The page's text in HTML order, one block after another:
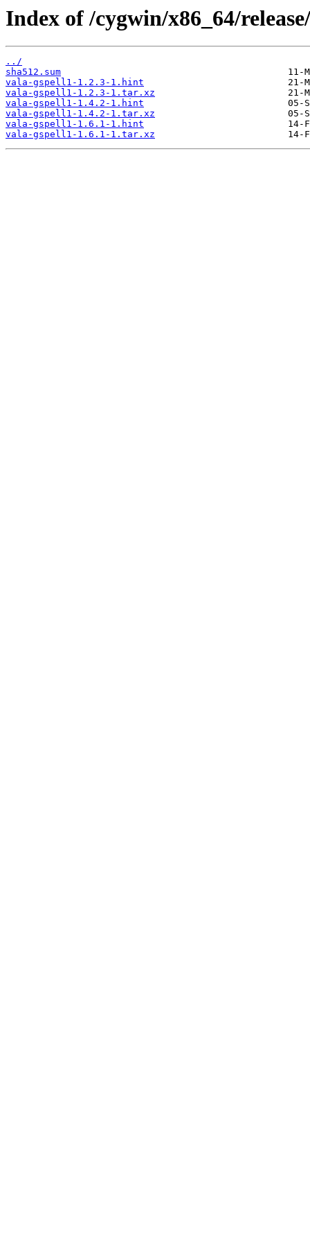
Index of /cygwin/x86_64/
../
sha512.sum
vala-gspell1-1.2.3-1.hint
vala-gspell1-1.2.3-1.tar.xz
vala-gspell1-1.4.2-1.hint
vala-gspell1-1.4.2-1.tar.xz
vala-gspell1-1.6.1-1.hint
vala-gspell1-1.6.1-1.tar.xz